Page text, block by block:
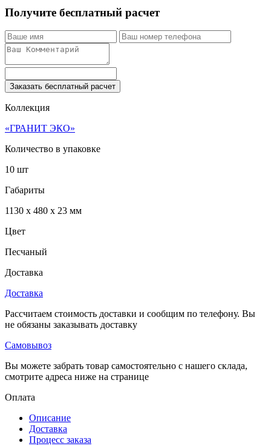
Получите бесплатный расчет
Заказать бесплатный расчет
Коллекция
«ГРАНИТ ЭКО»
Количество в упаковке
10 шт
Габариты
1130 x 480 x 23 мм
Цвет
Песчаный
Доставка
Доставка
Рассчитаем стоимость доставки и сообщим по телефону. Вы
не обязаны заказывать доставку
Самовывоз
Вы можете забрать товар самостоятельно с нашего склада,
смотрите адреса ниже на странице
Оплата
Описание
Доставка
Процесс заказа